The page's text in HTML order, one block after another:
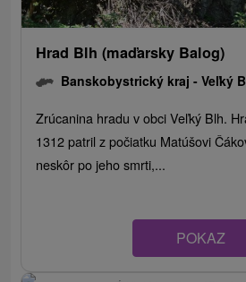
Hrad Blh (maďarsky Balog)
Banskobystrický kraj -Veľký
Zrúcanina hradu v obci Veľký Blh.
1312 patril z počiatku Matúšovi
neskôr po jeho smrti,...
POKAZ